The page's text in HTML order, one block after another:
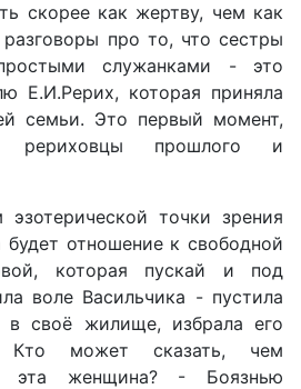
скорее как жертву, чем как
про то, что сестры
служанками - это
Е.И.Рерих, которая приняла
семьи. Это первый момент,
рериховцы прошлого и
точки зрения
будет отношение к свободной
которая пускай и под
воле Васильчика - пустила
своё жилище, избрала его
Кто может сказать, чем
эта женщина? - Боязнью